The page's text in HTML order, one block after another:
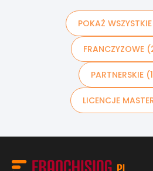
POKAŻ
FRANCZYZOWE
PARTNERSKIE
LICENCJE